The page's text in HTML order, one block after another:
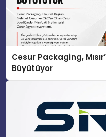
Cesur Packaging,
Büyütüyor